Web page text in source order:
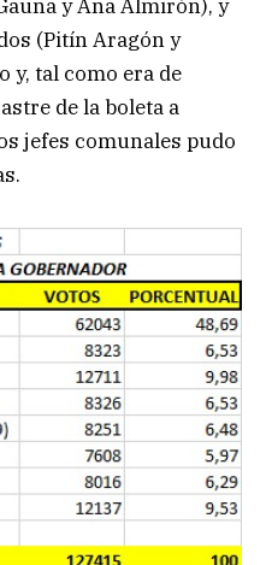
y Ana Almirón), y
(Pitín Aragón y
y, tal como era de
de la boleta a
jefes comunales pudo